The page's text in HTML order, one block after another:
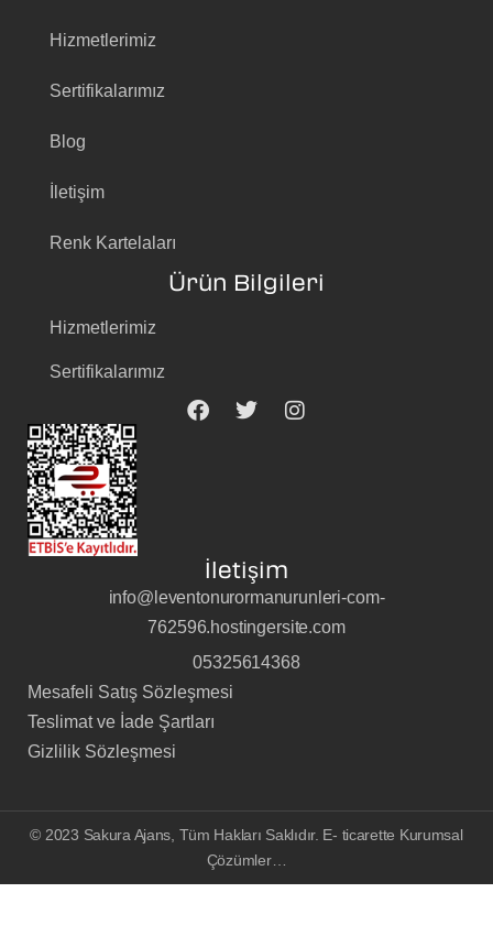
Hizmetlerimiz
Sertifikalarımız
Blog
İletişim
Renk Kartelaları
Ürün Bilgileri
Hizmetlerimiz
Sertifikalarımız
İletişim
info@leventonurormanurunleri-com-
762596.hostingersite.com
05325614368
Mesafeli Satış Sözleşmesi
Teslimat ve İade Şartları
Gizlilik Sözleşmesi
© 2023 Sakura Ajans , Tüm Hakları Saklıdır. E- ticarette Kurumsal
Çözümler…